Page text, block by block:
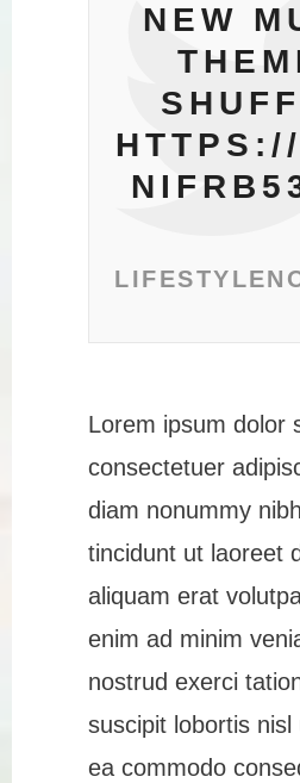
NEW
LIFESTYLE
Lorem ipsum dolor
consectetuer
diam nonummy
tincidunt ut laoreet
aliquam erat
enim ad minim
nostrud exerci
suscipit lobortis nisl
ea commodo